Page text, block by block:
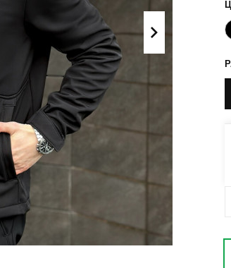
Поло
Сорочки
Футболки
Майка
ХУДІ, СВІТШОТИ, СВЕТРИ
Кофти
Светри
Боди